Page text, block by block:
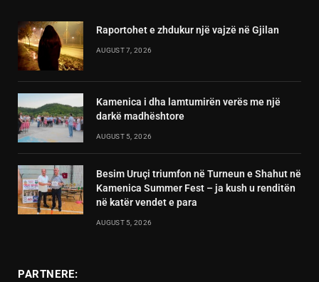
Raportohet e zhdukur një vajzë në Gjilan
AUGUST 7, 2026
Kamenica i dha lamtumirën verës me një
darkë madhështore
AUGUST 5, 2026
Besim Uruçi triumfon në Turneun e Shahut në
Kamenica Summer Fest – ja kush u renditën
në katër vendet e para
AUGUST 5, 2026
PARTNERE: